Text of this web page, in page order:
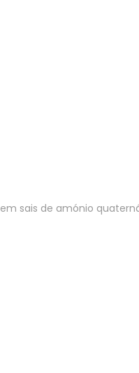
sais de amónio